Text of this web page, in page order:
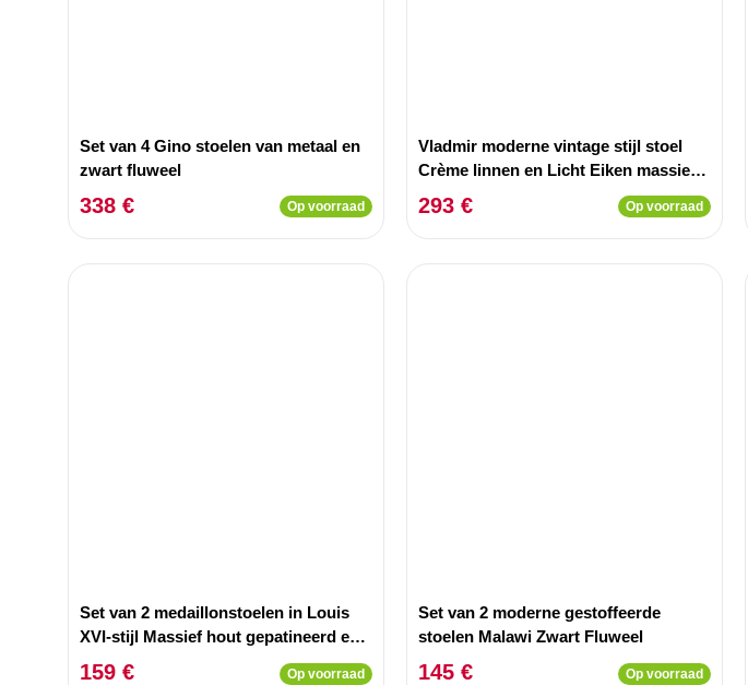
Set van 4 Gino stoelen van metaal en
zwart fluweel
338 € Op voorraad
Vladmir moderne vintage stijl stoel
Crème linnen en Licht Eiken massief
hout
293 € Op voorraad
Set van 2 medaillonstoelen in Louis
XVI-stijl Massief hout gepatineerd en
Beige stof
159 € Op voorraad
Set van 2 moderne gestoffeerde
stoelen Malawi Zwart Fluweel
145 € Op voorraad